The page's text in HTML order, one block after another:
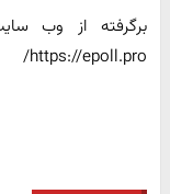
برگرفته از وب
https://epoll.pro/